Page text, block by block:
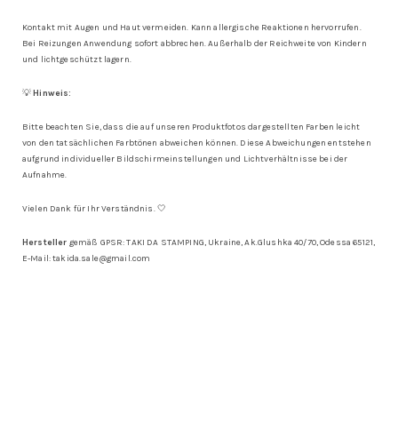
Kontakt mit Augen und Haut vermeiden. Kann allergische Reaktionen hervorrufen.
Bei Reizungen Anwendung sofort abbrechen. Außerhalb der Reichweite von Kindern
und lichtgeschützt lagern.
💡Hinweis:
Bitte beachten Sie, dass die auf unseren Produktfotos dargestellten Farben leicht
von den tatsächlichen Farbtönen abweichen können. Diese Abweichungen entstehen
aufgrund individueller Bildschirmeinstellungen und Lichtverhältnisse bei der
Aufnahme.
Vielen Dank für Ihr Verständnis. 🤍
Hersteller gemäß GPSR: TAKI DA STAMPING, Ukraine, Ak.Glushka 40/70, Odessa 65121,
E-Mail: takida.sale@gmail.com